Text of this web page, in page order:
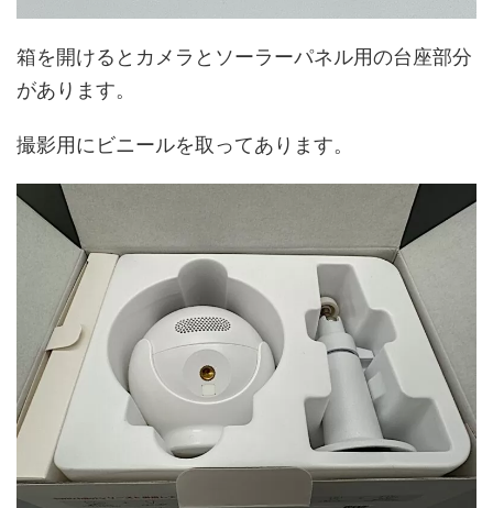
箱を開けるとカメラとソーラーパネル用の台座部分
があります。
撮影用にビニールを取ってあります。